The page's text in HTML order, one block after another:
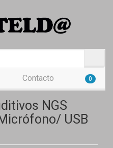
Contacto 0
NGS
USB